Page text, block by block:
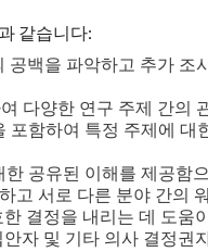
같습니다:
백을 파악하고 추가 조
다양한 연구 주제 간의
함하여 특정 주제에 대
공유된 이해를 제공함
고 서로 다른 분야 간의
결정을 내리는 데 도움
자 및 기타 의사 결정권